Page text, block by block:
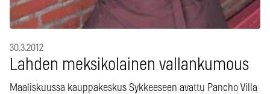
30.3.2012
Lahden meksikolainen vallankumous
Maaliskuussa kauppakeskus Sykkeeseen avattu Pancho Villa